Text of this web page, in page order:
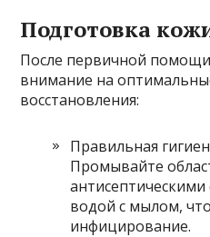
Подготовка
После первичной
внимание на
восстановления:
Правильная
Промывайте
водой с мылом,
инфицирование.